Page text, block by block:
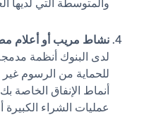
والمتوسطة التي لديها
نشاط مريب أو أعلام
لدى البنوك أنظمة
للحماية من الرسوم غير
أنماط الإنفاق الخاصة
عمليات الشراء الكبيرة